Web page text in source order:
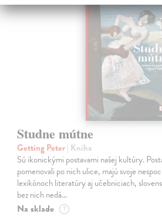
Studne mútne
Getting Peter| Kniha
Sú ikonickými postavami našej kultúry.
pomenovali po nich ulice, majú svoje
lexikónoch literatúry aj učebniciach,
bez nich nedá…
Na sklade ?